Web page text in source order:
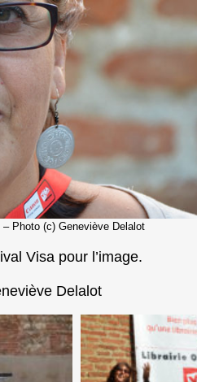
Photo (c) Geneviève Delalot
Visa pour l’image.
Delalot